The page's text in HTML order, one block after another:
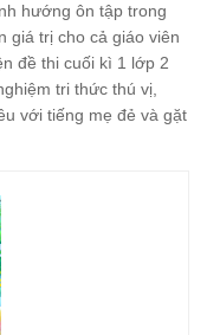
hướng ôn tập trong
giá trị cho cả giáo viên
đề thi cuối kì 1 lớp 2
tri thức thú vị,
với tiếng mẹ đẻ và gặt